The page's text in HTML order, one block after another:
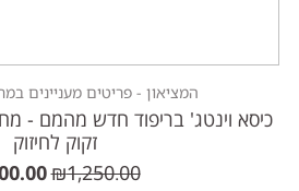
המציאון - פריטים מעניינים
כיסא וינטג' בריפוד חדש מהמם -
זקוק לחיזוק
₪1,250.00